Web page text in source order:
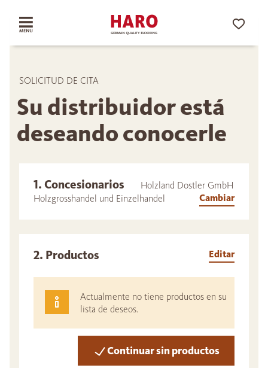
SOLICITUD DE CITA
Su distribuidor está
deseando conocerle
1. Concesionarios
Holzland Dostler GmbH
Holzgrosshandel und Einzelhandel
Cambiar
2. Productos Editar
Actualmente no tiene productos en su
lista de deseos.
Continuar sin productos